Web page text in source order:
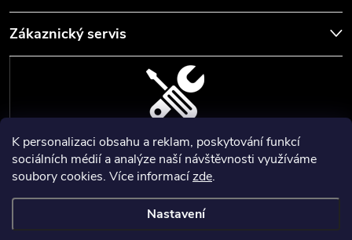
K personalizaci obsahu a reklam, poskytování funkcí
sociálních médií a analýze naší návštěvnosti využíváme
soubory cookies. Více informacízde.
Nastavení
Zákaznický servis
SERVIS, SEŘÍZENÍ A KALIBRACE
Zajišťujeme servisní a kalibrační služby geodetických a stavebních
přístrojů a pomůcek.